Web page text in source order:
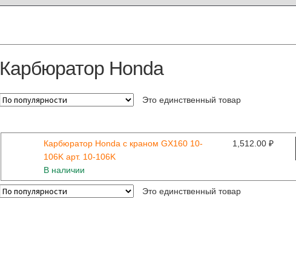
Карбюратор Honda
Это единственный товар
Карбюратор Honda с краном GX160 10-
106K арт. 10-106K
В наличии
1,512.00₽
Это единственный товар